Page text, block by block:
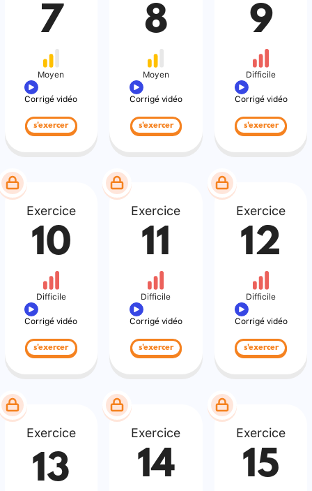
7
Moyen
Corrigé vidéo
s'exercer
8
Moyen
Corrigé vidéo
s'exercer
9
Difficile
Corrigé vidéo
s'exercer
Exercice
10
Difficile
Corrigé vidéo
s'exercer
Exercice
11
Difficile
Corrigé vidéo
s'exercer
Exercice
12
Difficile
Corrigé vidéo
s'exercer
Exercice
13
Exercice
14
Exercice
15